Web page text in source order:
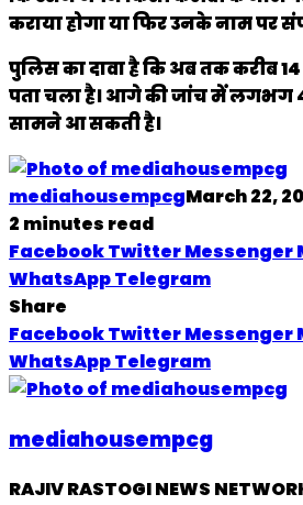
कराया होगा या फिर उनके नाम पर
पुलिस का दावा है कि अब तक करीब
पता चला है। आगे की जांच में लगभग
सामने आ सकती है।
mediahousempcgMarch 22,
2 minutes read
FacebookTwitterMessenger
WhatsAppTelegram
Share
FacebookTwitterMessenger
WhatsAppTelegram
mediahousempcg
RAJIV RASTOGI NEWS